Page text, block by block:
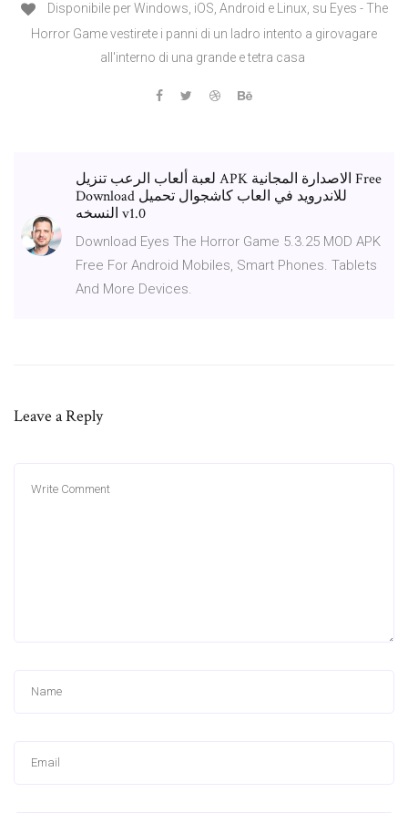
Disponibile per Windows, iOS, Android e Linux, su Eyes - The
Horror Game vestirete i panni di un ladro intento a girovagare
all'interno di una grande e tetra casa
لعبة ألعاب الرعب تنزيل APK الاصدارة المجانية Free
Download للاندرويد في العاب كاشجوال تحميل
النسخه v1.0
Download Eyes The Horror Game 5.3.25 MOD APK
Free For Android Mobiles, Smart Phones. Tablets
And More Devices.
Leave a Reply